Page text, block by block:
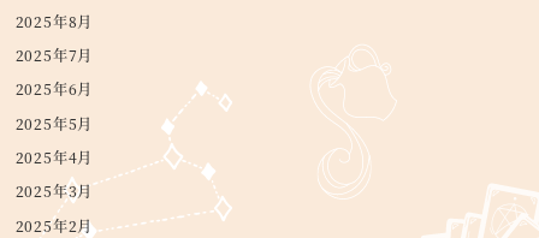
2025年8月
2025年7月
2025年6月
2025年5月
2025年4月
2025年3月
2025年2月